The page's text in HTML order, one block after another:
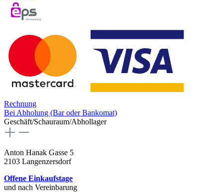
Rechnung
Bei Abholung (Bar oder Bankomat)
Geschäft/Schauraum/Abhollager
Anton Hanak Gasse 5
2103 Langenzersdorf
Offene Einkaufstage
und nach Vereinbarung